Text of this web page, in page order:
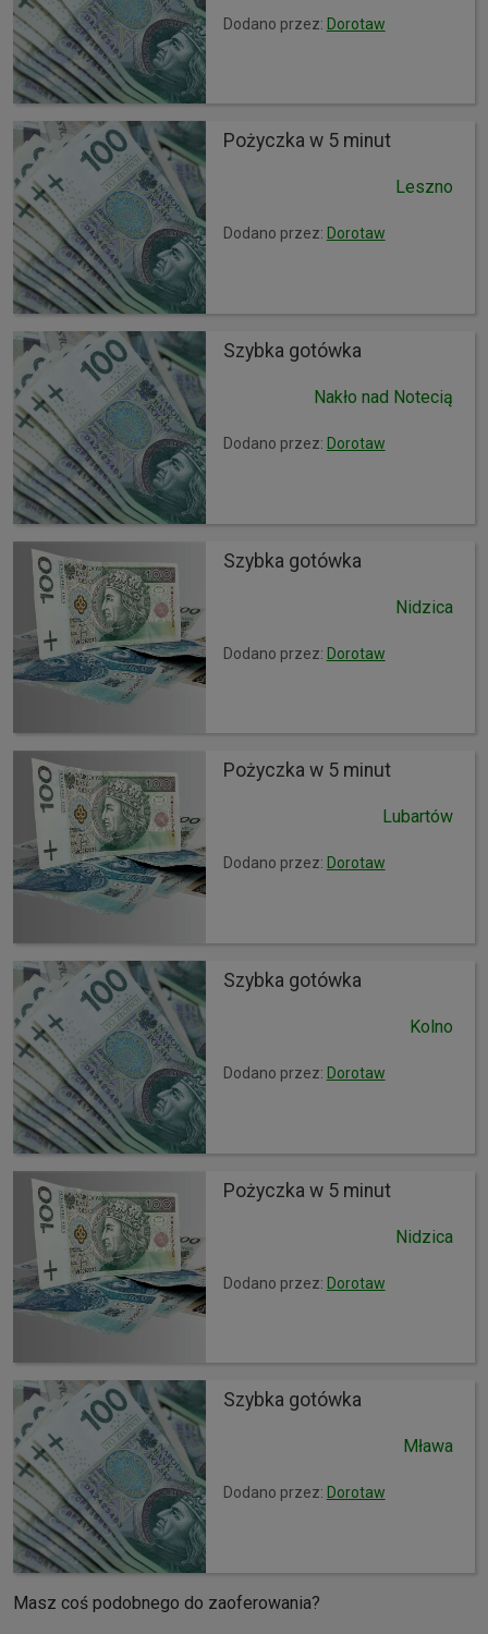
Dodano przez: Dorotaw
Pożyczka w 5 minut
Leszno
Dodano przez: Dorotaw
Szybka gotówka
Nakło nad Notecią
Dodano przez: Dorotaw
Szybka gotówka
Nidzica
Dodano przez: Dorotaw
Pożyczka w 5 minut
Lubartów
Dodano przez: Dorotaw
Szybka gotówka
Kolno
Dodano przez: Dorotaw
Pożyczka w 5 minut
Nidzica
Dodano przez: Dorotaw
Szybka gotówka
Mława
Dodano przez: Dorotaw
Masz coś podobnego do zaoferowania?